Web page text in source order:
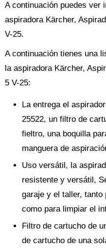
A continuación puedes ver
aspiradora Kärcher,
V-25.
A continuación tienes una
la aspiradora Kärcher,
5 V-25:
La entrega el
25522, un filtro de
fieltro, una boquilla
manguera de
Uso versátil, la
resistente y versátil,
garaje y el taller, tanto
como para limpiar el
Filtro de cartucho de
de cartucho de una